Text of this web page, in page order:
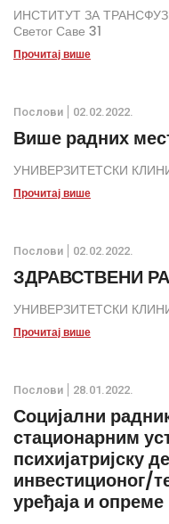
ИНСТИТУТ ЗА
Светог Саве 31
Прочитај више
Послови 02.02.2022.
Више радних
УНИВЕРЗИТЕТСКИ
Прочитај више
Послови 02.02.2022.
ЗДРАВСТВЕНИ
УНИВЕРЗИТЕТСКИ
Прочитај више
Послови 28.01.2022.
Социјални
стационарним
психијатријску
инвестиционог/
уређаја и опреме